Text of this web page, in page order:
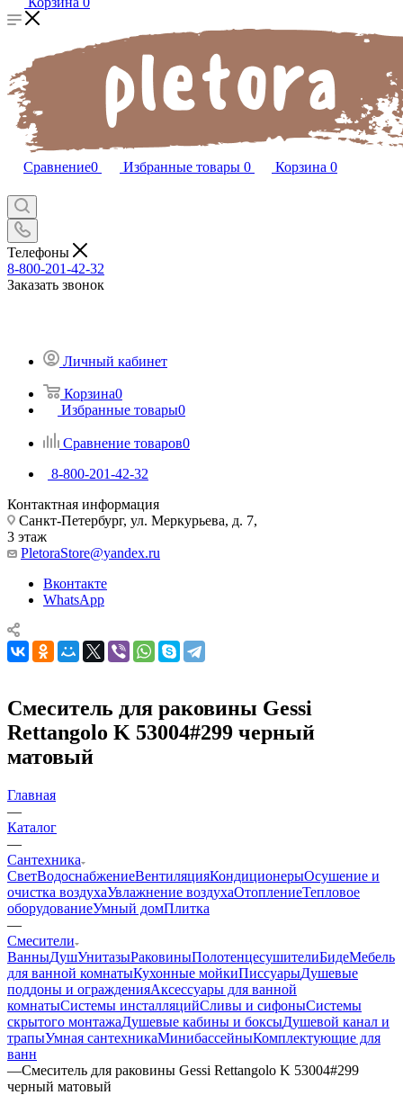
Сравнение0 Избранные товары 0 Корзина 0
Телефоны
8-800-201-42-32
Заказать звонок
Личный кабинет
Корзина0
Избранные товары0
Сравнение товаров0
8-800-201-42-32
Контактная информация
Санкт-Петербург, ул. Меркурьева, д. 7,
3 этаж
PletoraStore@yandex.ru
Вконтакте
WhatsApp
Смеситель для раковины Gessi
Rettangolo K 53004#299 черный
матовый
Главная
—
Каталог
—
Сантехника
СветВодоснабжениеВентиляцияКондиционерыОсушение и
очистка воздухаУвлажнение воздухаОтоплениеТепловое
оборудованиеУмный домПлитка
—
Смесители
ВанныДушУнитазыРаковиныПолотенцесушителиБидеМебель
для ванной комнатыКухонные мойкиПиссуарыДушевые
поддоны и огражденияАксессуары для ванной
комнатыСистемы инсталляцийСливы и сифоныСистемы
скрытого монтажаДушевые кабины и боксыДушевой канал и
трапыУмная сантехникаМинибассейныКомплектующие для
ванн
—Смеситель для раковины Gessi Rettangolo K 53004#299
черный матовый